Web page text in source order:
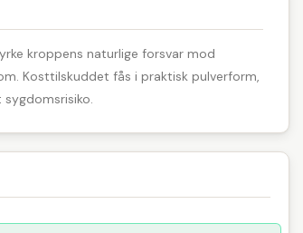
kroppens naturlige forsvar mod
Kosttilskuddet fås i praktisk pulverform,